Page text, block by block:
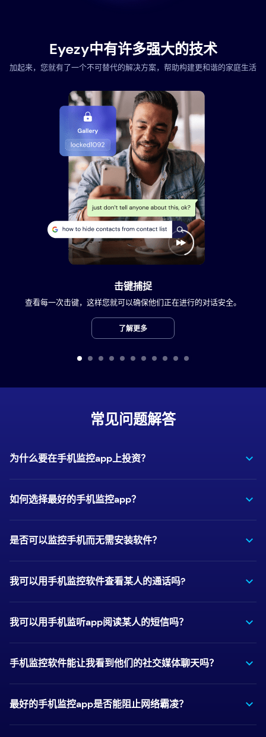
Eyezy中有许多强大的技术
加起来，您就有了一个不可替代的解决方案，帮助构建更和谐的家庭生活
击键捕捉
查看每一次击键，这样您就可以确保他们正在进行的对话安全。
了解更多
常见问题解答
为什么要在手机监控app上投资？
如何选择最好的手机监控app？
是否可以监控手机而无需安装软件？
我可以用手机监控软件查看某人的通话吗?
我可以用手机监听app阅读某人的短信吗？
手机监控软件能让我看到他们的社交媒体聊天吗？
最好的手机监控app是否能阻止网络霸凌？